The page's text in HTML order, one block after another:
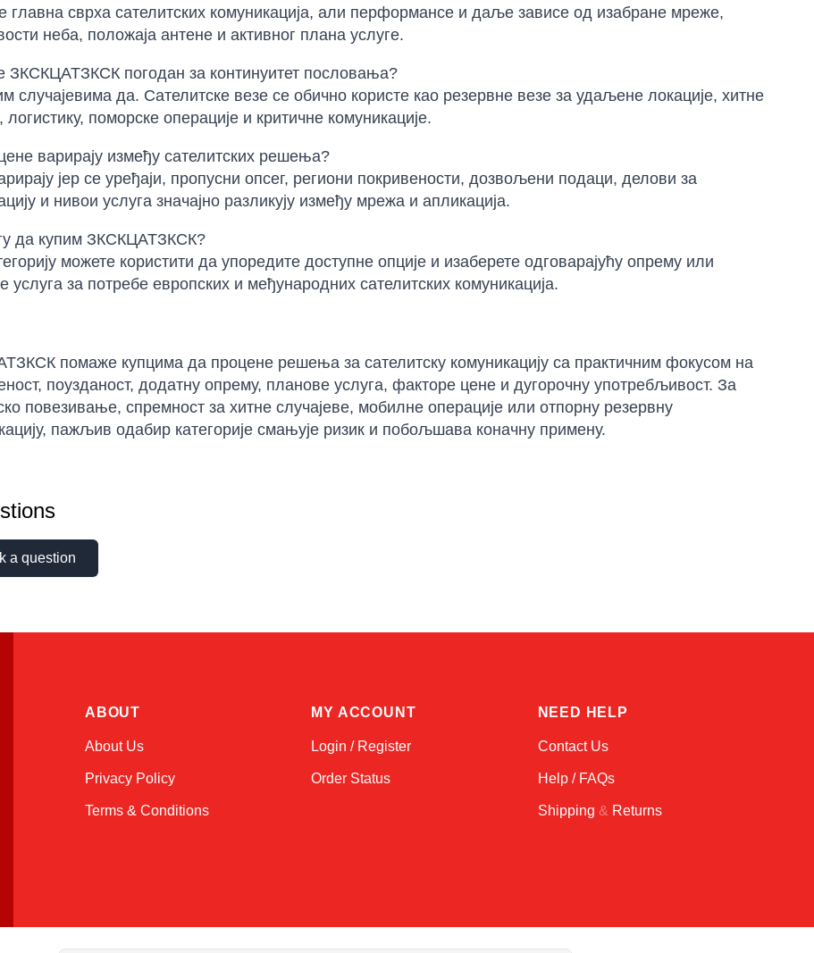
главна сврха сателитских комуникација, али перформансе и даље зависе од изабране мреже,
неба, положаја антене и активног плана услуге.
ЗКСКЦАТЗКСК погодан за континуитет пословања?
случајевима да. Сателитске везе се обично користе као резервне везе за удаљене локације, хитне
логистику, поморске операције и критичне комуникације.
варирају између сателитских решења?
јер се уређаји, пропусни опсег, региони покривености, дозвољени подаци, делови за
и нивои услуга значајно разликују између мрежа и апликација.
да купим ЗКСКЦАТЗКСК?
можете користити да упоредите доступне опције и изаберете одговарајућу опрему или
услуга за потребе европских и међународних сателитских комуникација.
помаже купцима да процене решења за сателитску комуникацију са практичним фокусом на
поузданост, додатну опрему, планове услуга, факторе цене и дугорочну употребљивост. За
повезивање, спремност за хитне случајеве, мобилне операције или отпорну резервну
пажљив одабир категорије смањује ризик и побољшава коначну примену.
a question
ABOUT
About Us
Privacy Policy
Terms & Conditions
MY ACCOUNT
Login / Register
Order Status
NEED HELP
Contact Us
Help / FAQs
Shipping & Returns